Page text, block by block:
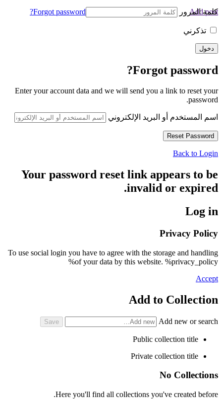
Add post
كلمة المرور Forgot password?
تذكرني
Forgot password?
Enter your account data and we will send you a link to reset your
password.
اسم المستخدم أو البريد الإلكتروني
Back to Login
Your password reset link appears to be
invalid or expired.
Log in
Privacy Policy
To use social login you have to agree with the storage and handling
of your data by this website. %privacy_policy%
Accept
Add to Collection
Add new or search
Public collection title
Private collection title
No Collections
Here you'll find all collections you've created before.